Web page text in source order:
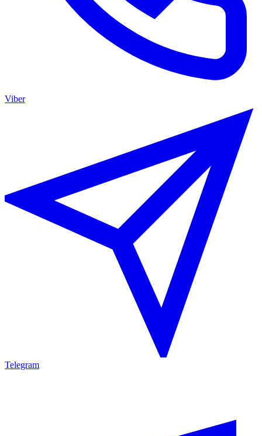
Viber
Telegram